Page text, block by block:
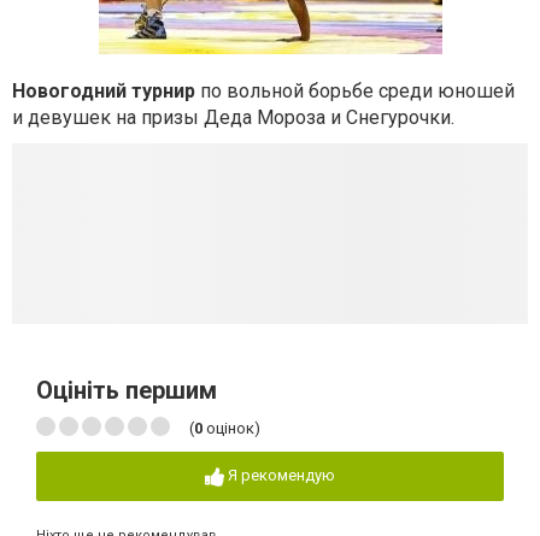
Новогодний турнир по вольной борьбе среди юношей
и девушек на призы Деда Мороза и Снегурочки.
Оцініть першим
(0 оцінок)
Я рекомендую